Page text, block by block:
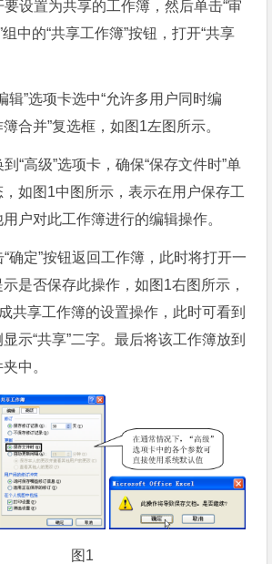
设置为共享的工作簿，然后单击“审
组中的“共享工作簿”按钮，打开“共享
辑”选项卡选中“允许多用户同时编
合并”复选框，如图1左图所示。
“高级”选项卡，确保“保存文件时”单
如图1中图所示，表示在用户保存工
户对此工作簿进行的编辑操作。
确定”按钮返回工作簿，此时将打开一
是否保存此操作，如图1右图所示，
共享工作簿的设置操作，此时可看到
示“共享”二字。最后将该工作簿放到
中。
图1